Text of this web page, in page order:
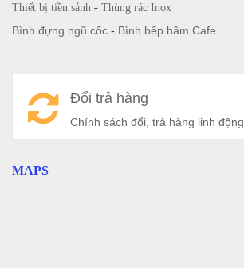
Thiết bị tiền sảnh - Thùng rác Inox
Bình đựng ngũ cốc - Bình bếp hâm Cafe
Đổi trả hàng
Chính sách đổi, trả hàng linh động
MAPS